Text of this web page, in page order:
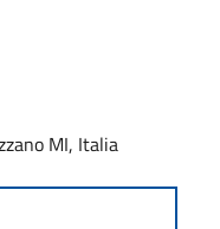
MI, Italia